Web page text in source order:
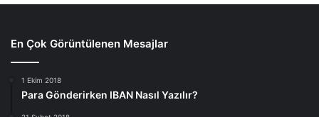
En Çok Görüntülenen Mesajlar
1 Ekim 2018
Para Gönderirken IBAN Nasıl Yazılır?